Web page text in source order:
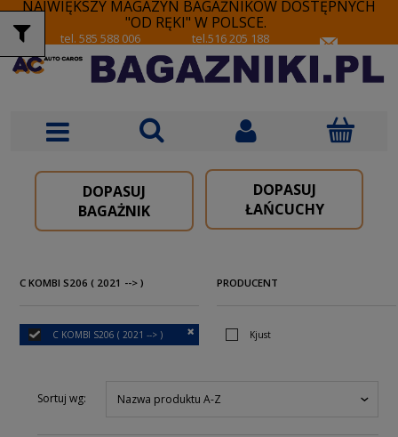
NAJWIĘKSZY MAGAZYN BAGAŻNIKÓW DOSTĘPNYCH
"OD RĘKI" W POLSCE.
tel. 585 588 006 tel.516 205 188
DOPASUJ
BAGAŻNIK
DOPASUJ
ŁAŃCUCHY
C KOMBI S206 ( 2021 --> )
C KOMBI S206 ( 2021 --> )
PRODUCENT
Kjust
Sortuj wg: Nazwa produktu A-Z